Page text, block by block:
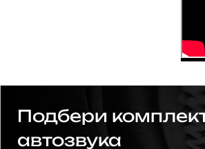
Подбери
автозвука